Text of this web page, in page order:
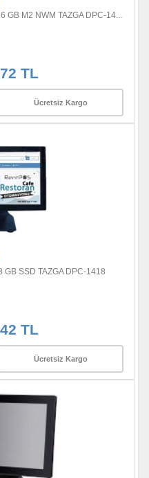
GB M2 NWM TAZGA DPC-14...
TL
Ücretsiz Kargo
GB SSD TAZGA DPC-1418
TL
Ücretsiz Kargo